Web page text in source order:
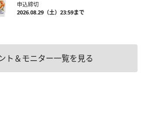
申込締切
2026.08.29（土）23:59まで
ト＆モニター一覧を見る